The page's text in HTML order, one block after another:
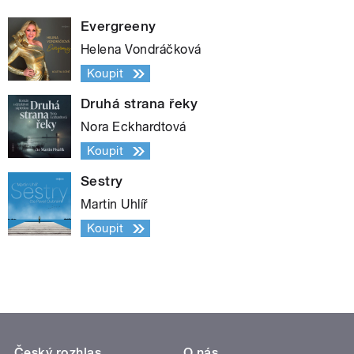
Evergreeny
Helena Vondráčková
Koupit
Druhá strana řeky
Nora Eckhardtová
Koupit
Sestry
Martin Uhlíř
Koupit